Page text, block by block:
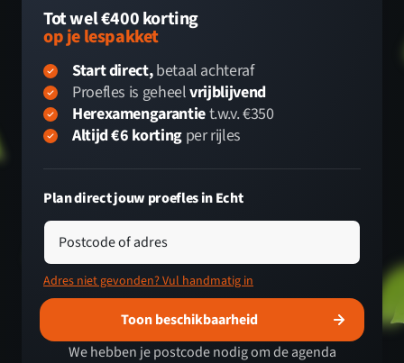
Tot wel €400 korting
op je lespakket
Start direct,betaal achteraf
Proefles is geheelvrijblijvend
Herexamengarantiet.w.v. €350
Altijd €6 kortingper rijles
Plan direct jouw proefles in Echt
Postcode of adres
Adres niet gevonden? Vul handmatig in
Toon beschikbaarheid
We hebben je postcode nodig om de agenda